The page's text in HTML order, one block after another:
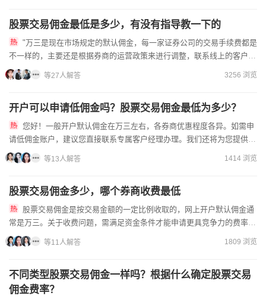
股票交易佣金最低是多少，有没有指导教一下的
不一样的，主要还是根据券商的运营政策来进行调整，联系线上的客户经
理就能申请办理低佣金的账户。想要开通股票VIP账户就需要您...
等27人解答 3256 浏览
开户可以申请低佣金吗？股票交易佣金最低为多少？
请低佣金账户，建议您直接联系专属客户经理办理。我们还将为您提供一
对一的专属服务，确保开户全程专业、顺畅。有更多问题可点击咨询...
等13人解答 1414 浏览
股票交易佣金多少，哪个券商收费最低
常是万三。关于收费问题，需满足资金条件才能申请更具竞争力的费率。
如果您对费率有兴趣，可以添加我的微信，我作为客户经理可以为您...
等11人解答 1809 浏览
不同类型股票交易佣金一样吗？根据什么确定股票交易
佣金费率？